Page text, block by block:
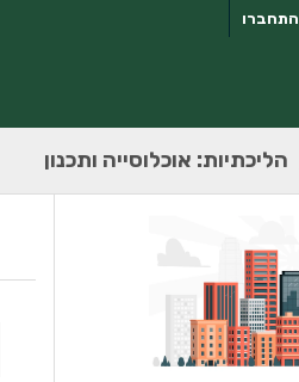
התחברו
הליכתיות: אוכלוסייה ותכנון